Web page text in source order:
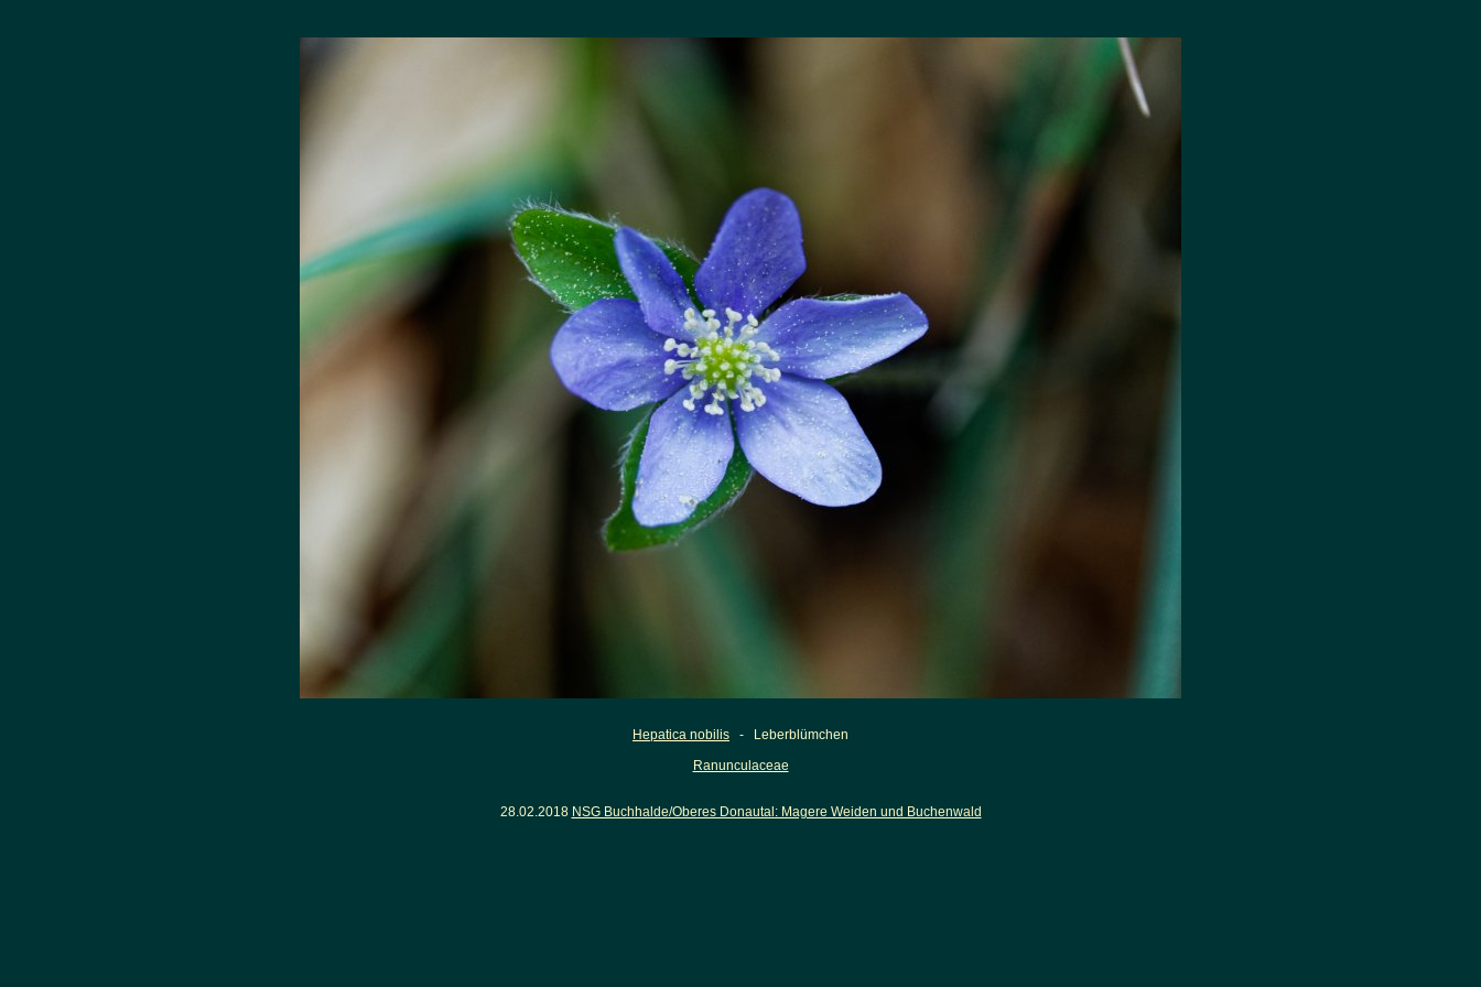
Hepatica nobilis - Leberblümchen
Ranunculaceae
28.02.2018 NSG Buchhalde/Oberes Donautal: Magere Weiden und Buchenwald